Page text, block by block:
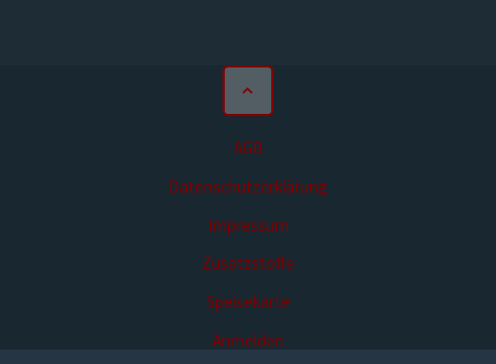
AGB
Datenschutzerklärung
Impressum
Zusatzstoffe
Speisekarte
Anmelden